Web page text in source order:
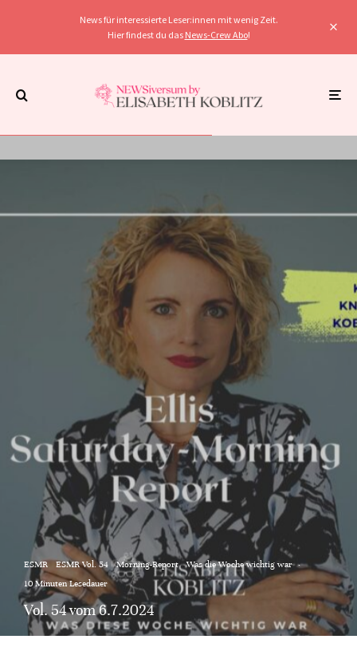
News für interessierte Leser:innen mit wenig Zeit.
Hier findest du das News-Crew Abo!
ESMR ESMR Vol. 54 Morning-Report Was die Woche wichtig war ·
10 Minuten Lesedauer
Vol. 54 vom 6.7.2024